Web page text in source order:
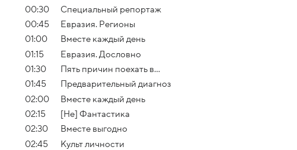
00:30
Специальный репортаж
00:45
Евразия. Регионы
01:00
Вместе каждый день
01:15
Евразия. Дословно
01:30
Пять причин поехать в...
01:45
Предварительный диагноз
02:00
Вместе каждый день
02:15
[Не] Фантастика
02:30
Вместе выгодно
02:45
Культ личности